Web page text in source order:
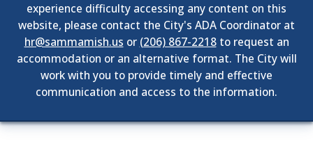
experience difficulty accessing any content on this
website, please contact the City's ADA Coordinator at
hr@sammamish.us or (206) 867-2218to request an
accommodation or an alternative format. The City will
work with you to provide timely and effective
communication and access to the information.